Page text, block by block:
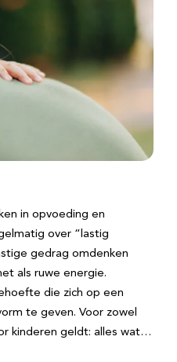
in opvoeding en
over “lastig
gedrag omdenken
als ruwe energie.
die zich op een
te geven. Voor zowel
kinderen geldt: alles wat…